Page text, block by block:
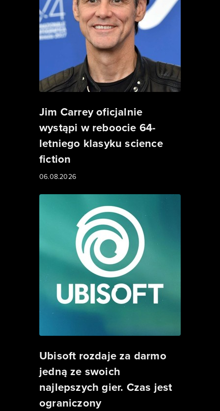
Jim Carrey oficjalnie
wystąpi w reboocie 64-
letniego klasyku science
fiction
06.08.2026
Ubisoft rozdaje za darmo
jedną ze swoich
najlepszych gier. Czas jest
ograniczony